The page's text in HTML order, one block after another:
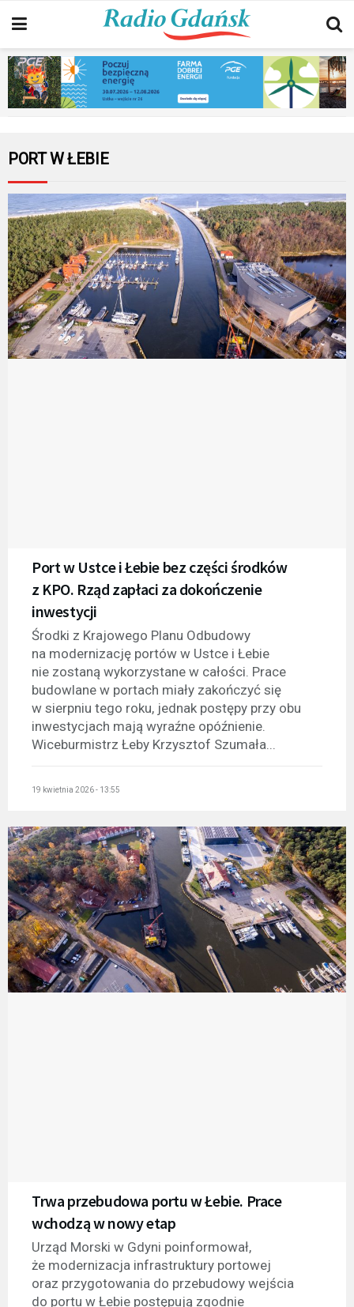
PORT W ŁEBIE
Port w Ustce i Łebie bez części środków
z KPO. Rząd zapłaci za dokończenie
inwestycji
Środki z Krajowego Planu Odbudowy
na modernizację portów w Ustce i Łebie
nie zostaną wykorzystane w całości. Prace
budowlane w portach miały zakończyć się
w sierpniu tego roku, jednak postępy przy obu
inwestycjach mają wyraźne opóźnienie.
Wiceburmistrz Łeby Krzysztof Szumała...
19 kwietnia 2026 - 13:55
Trwa przebudowa portu w Łebie. Prace
wchodzą w nowy etap
Urząd Morski w Gdyni poinformował,
że modernizacja infrastruktury portowej
oraz przygotowania do przebudowy wejścia
do portu w Łebie postępują zgodnie